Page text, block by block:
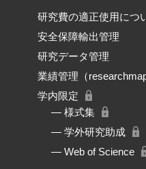
研究費の適正使用につ
安全保障輸出管理
研究データ管理
業績管理（researchmap
学内限定
― 様式集
― 学外研究助成
― Web of Science